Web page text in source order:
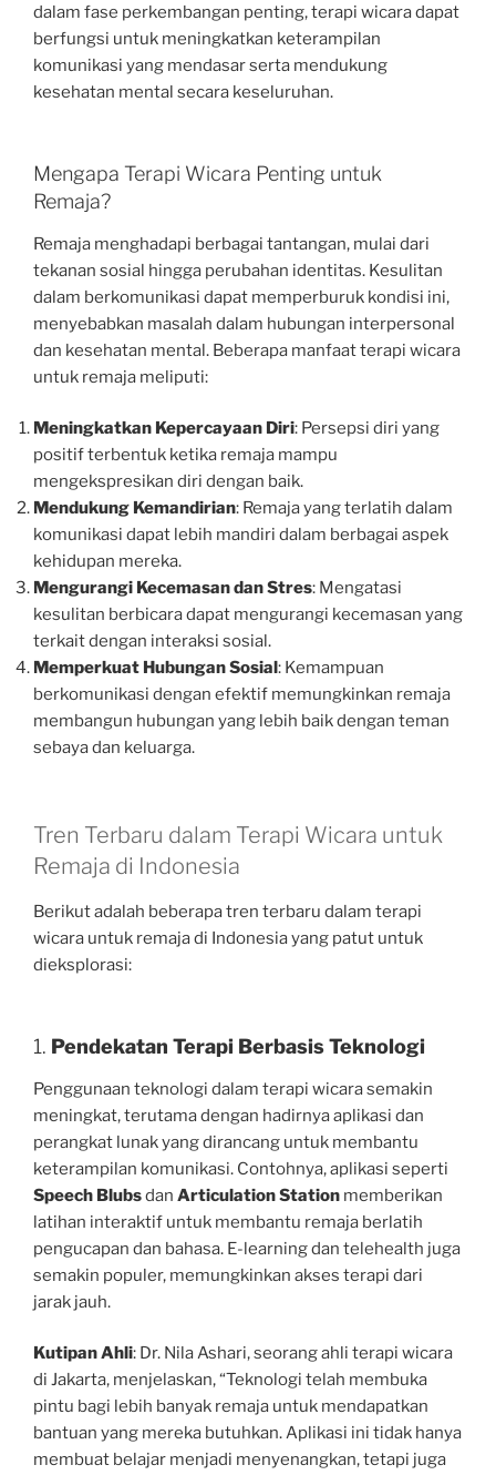
dalam fase perkembangan penting, terapi wicara dapat
berfungsi untuk meningkatkan keterampilan
komunikasi yang mendasar serta mendukung
kesehatan mental secara keseluruhan.
Mengapa Terapi Wicara Penting untuk
Remaja?
Remaja menghadapi berbagai tantangan, mulai dari
tekanan sosial hingga perubahan identitas. Kesulitan
dalam berkomunikasi dapat memperburuk kondisi ini,
menyebabkan masalah dalam hubungan interpersonal
dan kesehatan mental. Beberapa manfaat terapi wicara
untuk remaja meliputi:
Meningkatkan Kepercayaan Diri: Persepsi diri yang
positif terbentuk ketika remaja mampu
mengekspresikan diri dengan baik.
Mendukung Kemandirian: Remaja yang terlatih dalam
komunikasi dapat lebih mandiri dalam berbagai aspek
kehidupan mereka.
Mengurangi Kecemasan dan Stres: Mengatasi
kesulitan berbicara dapat mengurangi kecemasan yang
terkait dengan interaksi sosial.
Memperkuat Hubungan Sosial: Kemampuan
berkomunikasi dengan efektif memungkinkan remaja
membangun hubungan yang lebih baik dengan teman
sebaya dan keluarga.
Tren Terbaru dalam Terapi Wicara untuk
Remaja di Indonesia
Berikut adalah beberapa tren terbaru dalam terapi
wicara untuk remaja di Indonesia yang patut untuk
dieksplorasi:
1. Pendekatan Terapi Berbasis Teknologi
Penggunaan teknologi dalam terapi wicara semakin
meningkat, terutama dengan hadirnya aplikasi dan
perangkat lunak yang dirancang untuk membantu
keterampilan komunikasi. Contohnya, aplikasi seperti
Speech Blubsdan Articulation Station memberikan
latihan interaktif untuk membantu remaja berlatih
pengucapan dan bahasa. E-learning dan telehealth juga
semakin populer, memungkinkan akses terapi dari
jarak jauh.
Kutipan Ahli: Dr. Nila Ashari, seorang ahli terapi wicara
di Jakarta, menjelaskan, “Teknologi telah membuka
pintu bagi lebih banyak remaja untuk mendapatkan
bantuan yang mereka butuhkan. Aplikasi ini tidak hanya
membuat belajar menjadi menyenangkan, tetapi juga